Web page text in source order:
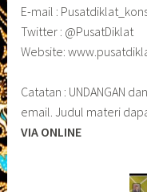
E-mail :
Twitter : @PusatDiklat
Website:
Catatan : UNDANGAN
email. Judul materi
VIA ONLINE